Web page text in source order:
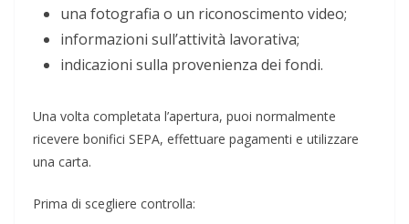
una fotografia o un riconoscimento video;
informazioni sull’attività lavorativa;
indicazioni sulla provenienza dei fondi.
Una volta completata l’apertura, puoi normalmente
ricevere bonifici SEPA, effettuare pagamenti e utilizzare
una carta.
Prima di scegliere controlla: